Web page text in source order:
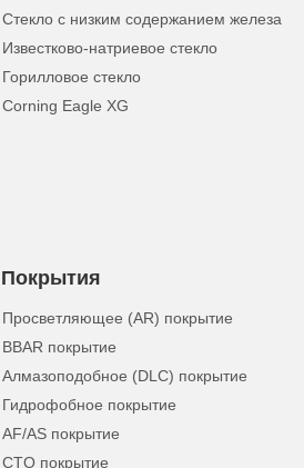
Стекло с низким содержанием железа
Известково-натриевое стекло
Горилловое стекло
Corning Eagle XG
Покрытия
Просветляющее (AR) покрытие
BBAR покрытие
Алмазоподобное (DLC) покрытие
Гидрофобное покрытие
AF/AS покрытие
CTO покрытие